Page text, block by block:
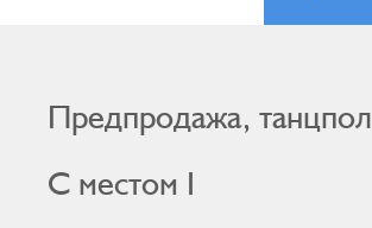
Предпродажа, танцпол
С местом I